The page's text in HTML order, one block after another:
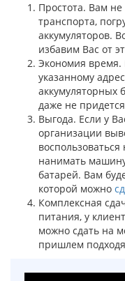
Простота. Вам
транспорта,
аккумуляторов.
избавим Вас от
Экономия
указанному
аккумуляторных
даже не
Выгода. Если у
организации
нанимать
батарей. Вам
которой можно
Комплексная
питания, у
можно сдать на
пришлем